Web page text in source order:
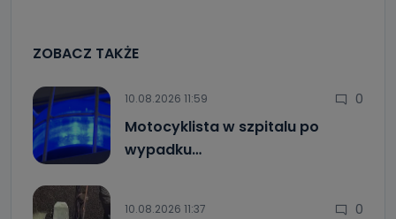
ZOBACZ TAKŻE
10.08.2026 11:59 0
Motocyklista w szpitalu po
wypadku…
10.08.2026 11:37 0